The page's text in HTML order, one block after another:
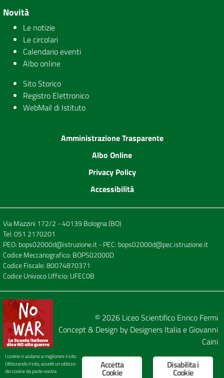
Novità
Le notizie
Le circolari
Calendario eventi
Albo online
Sito Storico
Registro Elettronico
WebMail di Istituto
Amministrazione Trasparente
Albo Online
Privacy Policy
Accessibilità
Via Mazzini 172/2 - 40139 Bologna (BO)
Tel:051 2170201
PEO: bops02000d@istruzione.it- PEC: bops02000d@pec.istruzione.it
Codice Meccanografico: BOPS02000D
Codice Fiscale: 80074870371
Codice Univoco Ufficio: UFEC0B
© 2026 Liceo Scientifico Enrico Fermi
Concept & Design by Designers Italiae Giovanni
Caini
Disabilita i
Cookie
Accetta
Cookie
I cookie ci aiutano a migliorare il sito.
Utilizzando il sito, accetti un utilizzo
dei cookie da parte nostra.